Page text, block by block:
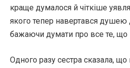
краще думалося й чіткіше
якого тепер навертався душею
бажаючи думати про все те, що
Одного разу сестра сказала, що